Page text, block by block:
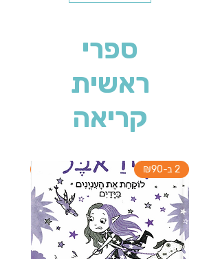
ספרי
ראשית
קריאה
2 ב-₪90